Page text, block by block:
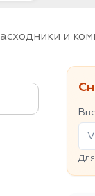
Расходники и
Для